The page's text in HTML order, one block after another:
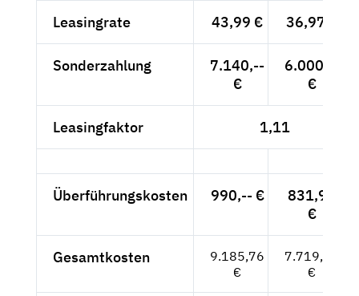
Leasingrate 43,99 € 36,97 €
Sonderzahlung
7.140,--
€
6.000,--
€
Leasingfaktor 1,11
Überführungskosten 990,-- €
831,93
€
Gesamtkosten
9.185,76
€
7.719,13
€